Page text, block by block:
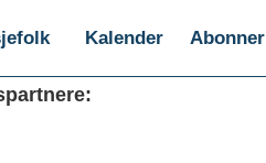
Kalender Abonner